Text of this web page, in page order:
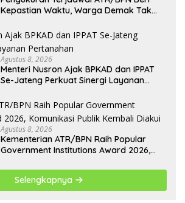
Kepastian Waktu, Warga Demak Tak
Agustus 8, 2026
Menteri Nusron Ajak BPKAD dan IPPAT
Se-Jateng Perkuat Sinergi Layanan
Agustus 8, 2026
Kementerian ATR/BPN Raih Popular
Government Institutions Award 2026,
Selengkapnya